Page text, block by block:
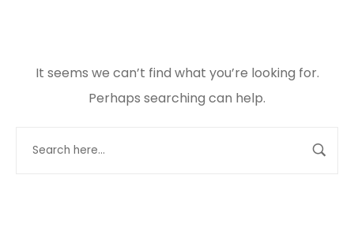
It seems we can’t find what you’re looking for.
Perhaps searching can help.